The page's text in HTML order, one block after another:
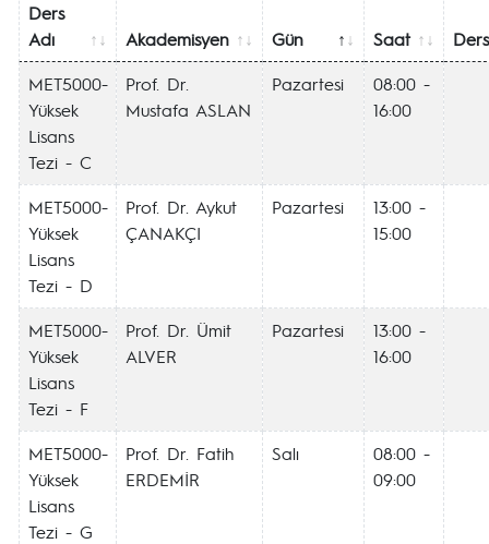
Ders
Adı
Akademisyen Gün Saat
MET5000-
Yüksek
Lisans
Tezi - C
Prof. Dr.
Mustafa ASLAN
Pazartesi
08:00 -
16:00
MET5000-
Yüksek
Lisans
Tezi - D
Prof. Dr. Aykut
ÇANAKÇI
Pazartesi
13:00 -
15:00
MET5000-
Yüksek
Lisans
Tezi - F
Prof. Dr. Ümit
ALVER
Pazartesi
13:00 -
16:00
MET5000-
Yüksek
Lisans
Tezi - G
Prof. Dr. Fatih
ERDEMİR
Salı
08:00 -
09:00